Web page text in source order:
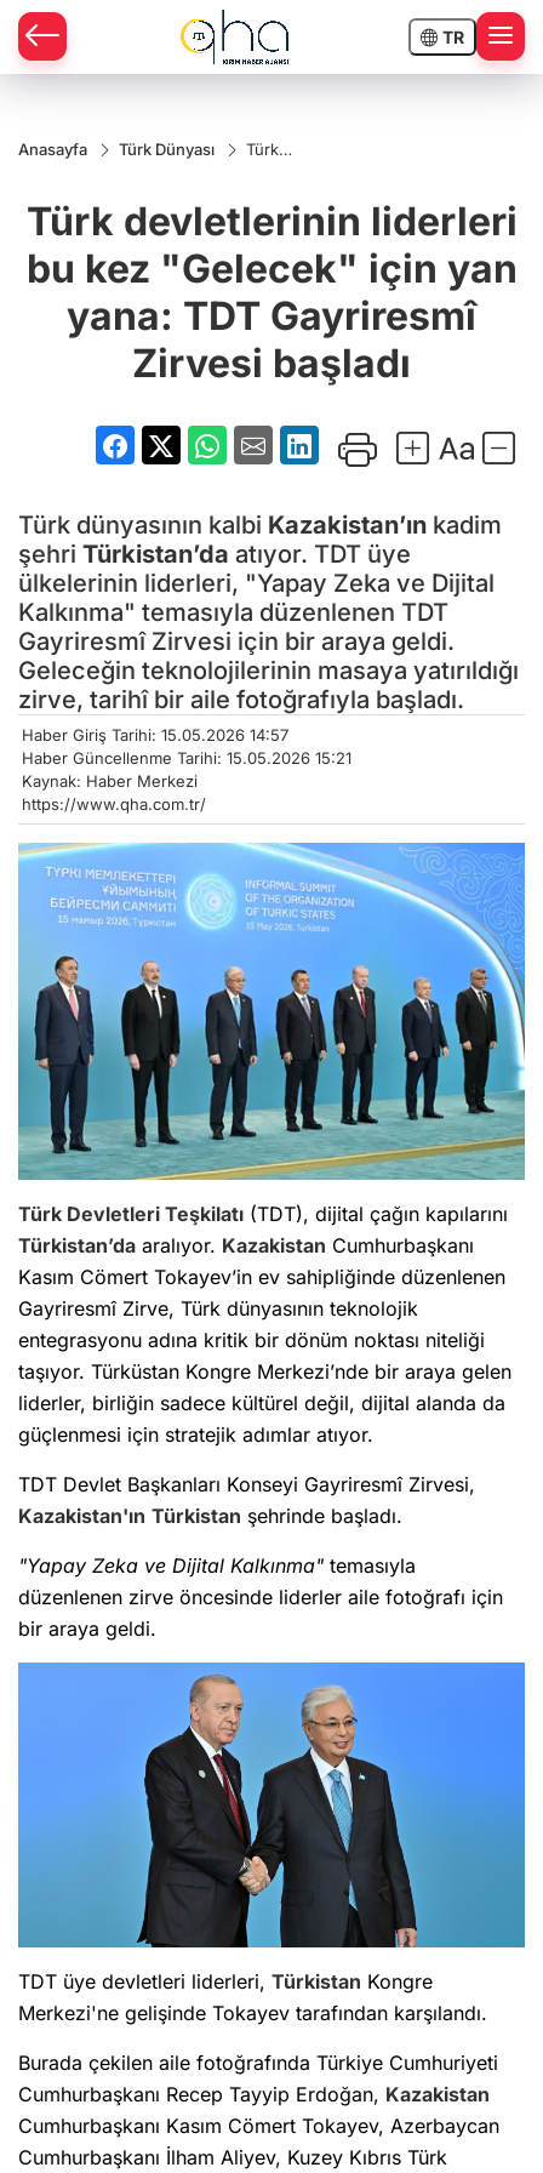
TR
Anasayfa Türk Dünyası
Türk
kez
"Gelecek"
yana: TDT
Gayriresmî
Zirvesi
başladı
Türk devletlerinin liderleri
bu kez "Gelecek" için yan
yana: TDT Gayriresmî
Zirvesi başladı
Türk dünyasının kalbi Kazakistan’ın kadim
şehri Türkistan’da atıyor. TDT üye
ülkelerinin liderleri, "Yapay Zeka ve Dijital
Kalkınma" temasıyla düzenlenen TDT
Gayriresmî Zirvesi için bir araya geldi.
Geleceğin teknolojilerinin masaya yatırıldığı
zirve, tarihî bir aile fotoğrafıyla başladı.
Haber Giriş Tarihi: 15.05.2026 14:57
Haber Güncellenme Tarihi: 15.05.2026 15:21
Kaynak: Haber Merkezi
https://www.qha.com.tr/
Türk Devletleri Teşkilatı (TDT), dijital çağın kapılarını
Türkistan’da aralıyor. Kazakistan Cumhurbaşkanı
Kasım Cömert Tokayev’in ev sahipliğinde düzenlenen
Gayriresmî Zirve, Türk dünyasının teknolojik
entegrasyonu adına kritik bir dönüm noktası niteliği
taşıyor. Türküstan Kongre Merkezi’nde bir araya gelen
liderler, birliğin sadece kültürel değil, dijital alanda da
güçlenmesi için stratejik adımlar atıyor.
TDT Devlet Başkanları Konseyi Gayriresmî Zirvesi,
Kazakistan'ın Türkistan şehrinde başladı.
"Yapay Zeka ve Dijital Kalkınma" temasıyla
düzenlenen zirve öncesinde liderler aile fotoğrafı için
bir araya geldi.
TDT üye devletleri liderleri, Türkistan Kongre
Merkezi'ne gelişinde Tokayev tarafından karşılandı.
Burada çekilen aile fotoğrafında Türkiye Cumhuriyeti
Cumhurbaşkanı Recep Tayyip Erdoğan, Kazakistan
Cumhurbaşkanı Kasım Cömert Tokayev, Azerbaycan
Cumhurbaşkanı İlham Aliyev, Kuzey Kıbrıs Türk